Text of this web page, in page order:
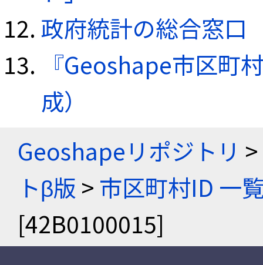
政府統計の総合窓口
『Geoshape市区町
成）
Geoshapeリポジトリ >
トβ版 > 市区町村ID 一
[42B0100015]